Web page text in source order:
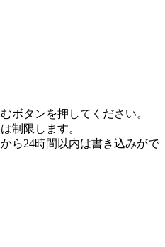
ボタンを押してください。
制限します。
ら24時間以内は書き込みがで